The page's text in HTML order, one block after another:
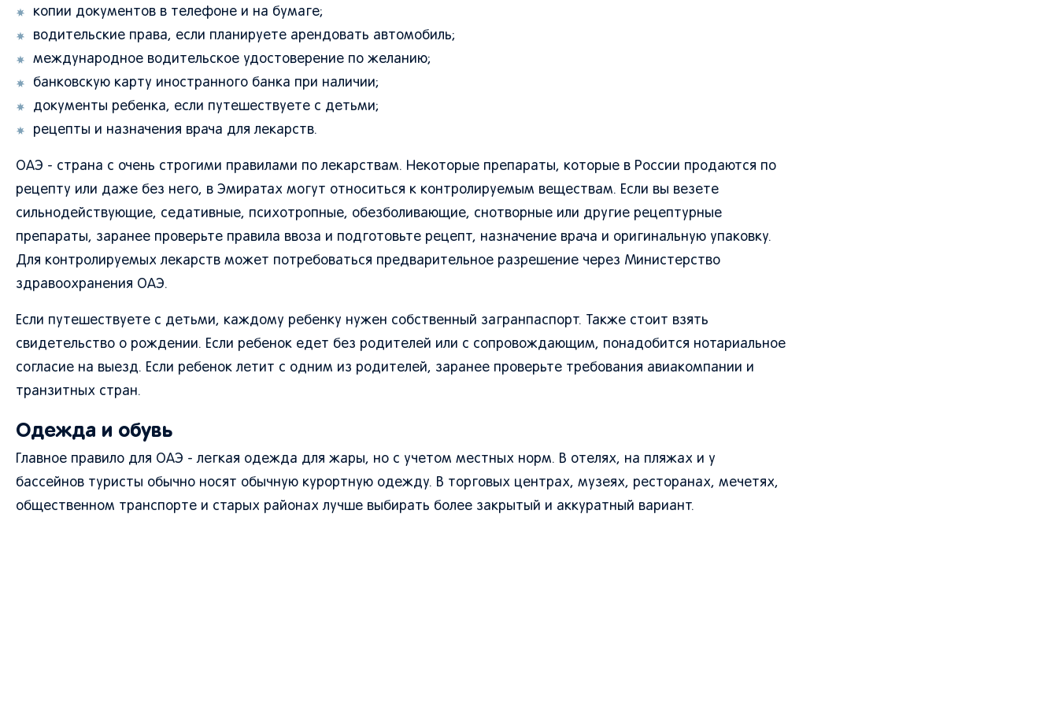
копии документов в телефоне и на бумаге;
водительские права, если планируете арендовать автомобиль;
международное водительское удостоверение по желанию;
банковскую карту иностранного банка при наличии;
документы ребенка, если путешествуете с детьми;
рецепты и назначения врача для лекарств.
ОАЭ - страна с очень строгими правилами по лекарствам. Некоторые препараты, которые в России продаются по
рецепту или даже без него, в Эмиратах могут относиться к контролируемым веществам. Если вы везете
сильнодействующие, седативные, психотропные, обезболивающие, снотворные или другие рецептурные
препараты, заранее проверьте правила ввоза и подготовьте рецепт, назначение врача и оригинальную упаковку.
Для контролируемых лекарств может потребоваться предварительное разрешение через Министерство
здравоохранения ОАЭ.
Если путешествуете с детьми, каждому ребенку нужен собственный загранпаспорт. Также стоит взять
свидетельство о рождении. Если ребенок едет без родителей или с сопровождающим, понадобится нотариальное
согласие на выезд. Если ребенок летит с одним из родителей, заранее проверьте требования авиакомпании и
транзитных стран.
Одежда и обувь
Главное правило для ОАЭ - легкая одежда для жары, но с учетом местных норм. В отелях, на пляжах и у
бассейнов туристы обычно носят обычную курортную одежду. В торговых центрах, музеях, ресторанах, мечетях,
общественном транспорте и старых районах лучше выбирать более закрытый и аккуратный вариант.